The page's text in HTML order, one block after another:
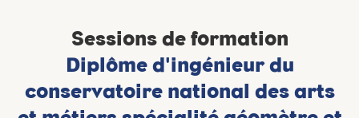
Sessions de formation
Diplôme d'ingénieur du
conservatoire national des arts